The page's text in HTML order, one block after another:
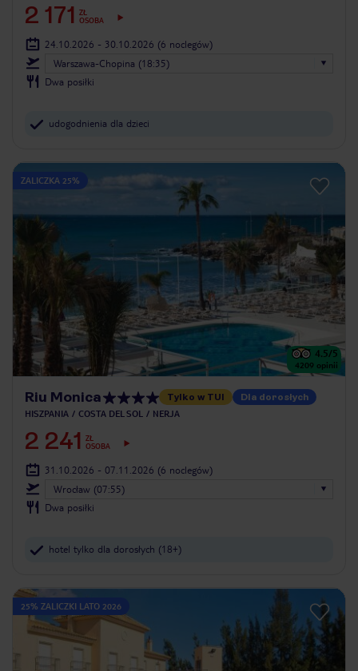
2 171
ZŁ
OSOBA
24.10.2026 - 30.10.2026 (6 noclegów)
Warszawa-Chopina (18:35)
Dwa posiłki
udogodnienia dla dzieci
ZALICZKA 25%
4.5/5
4209 opinii
Riu Monica Tylko w TUI Dla dorosłych
HISZPANIA COSTA DEL SOL NERJA
2 241
ZŁ
OSOBA
31.10.2026 - 07.11.2026 (6 noclegów)
Wrocław (07:55)
Dwa posiłki
hotel tylko dla dorosłych (18+)
25% ZALICZKI LATO 2026